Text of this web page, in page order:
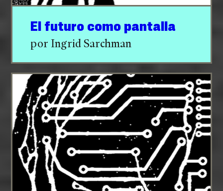
El futuro como pantalla
por Ingrid Sarchman